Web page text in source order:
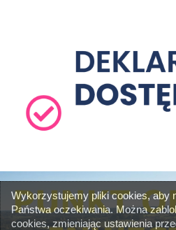
Wykorzystujemy pliki cookies, aby
Państwa oczekiwania. Można
cookies, zmieniając ustawienia